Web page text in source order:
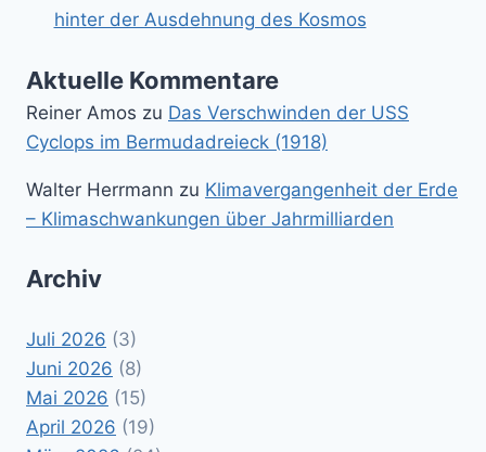
hinter der Ausdehnung des Kosmos
Aktuelle Kommentare
Reiner Amos zu Das Verschwinden der USS
Cyclops im Bermudadreieck (1918)
Walter Herrmann zu Klimavergangenheit der Erde
– Klimaschwankungen über Jahrmilliarden
Archiv
Juli 2026 (3)
Juni 2026 (8)
Mai 2026 (15)
April 2026 (19)